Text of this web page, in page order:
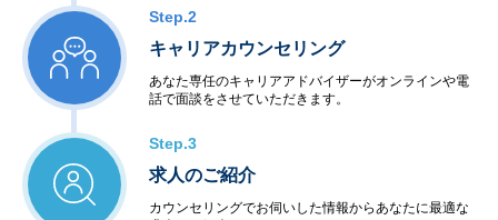
Step.2
キャリアカウンセリング
あなた専任のキャリアアドバイザーがオンラインや電
話で面談をさせていただきます。
Step.3
求人のご紹介
カウンセリングでお伺いした情報からあなたに最適な